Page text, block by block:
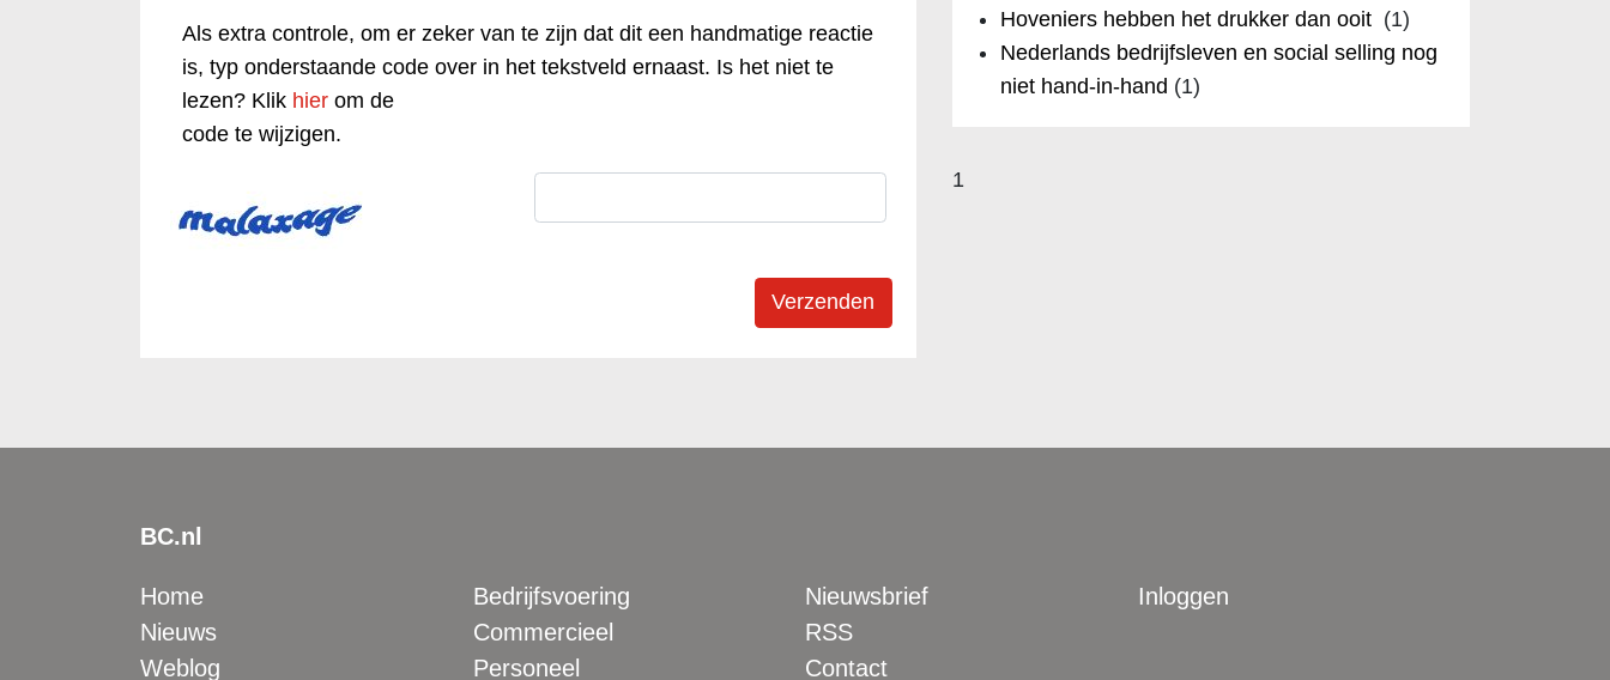
Als extra controle, om er zeker van te zijn dat dit een handmatige reactie
is, typ onderstaande code over in het tekstveld ernaast. Is het niet te
lezen? Klik hier om de
code te wijzigen.
Hoveniers hebben het drukker dan ooit (1)
Nederlands bedrijfsleven en social selling nog
niet hand-in-hand (1)
1
BC.nl
Home
Nieuws
Weblog
Bedrijfsvoering
Commercieel
Personeel
Nieuwsbrief
RSS
Contact
Inloggen